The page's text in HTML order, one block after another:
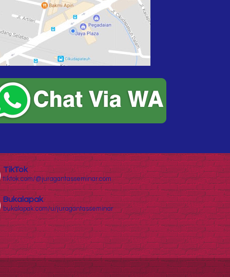
TikTok
tiktok.com/@juragantasseminar.com
Bukalapak
bukalapak.com/u/juragantasseminar